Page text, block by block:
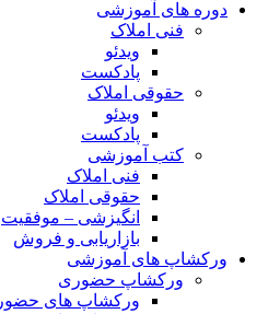
دوره های آموزشی
فنی املاک
ویدئو
پادکست
حقوقی املاک
ویدئو
پادکست
کتب آموزشی
فنی املاک
حقوقی املاک
انگیزشی – موفقیت
بازاریابی و فروش
ورکشاپ های آموزشی
ورکشاپ حضوری
ورکشاپ های